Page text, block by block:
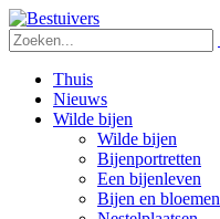
Thuis
Nieuws
Wilde bijen
Wilde bijen
Bijenportretten
Een bijenleven
Bijen en bloemen